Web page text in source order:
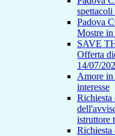
Padova
Mostre in
SAVE
Offerta
14/07/
Amore in
interesse
Richiesta
istruttore
Richiesta